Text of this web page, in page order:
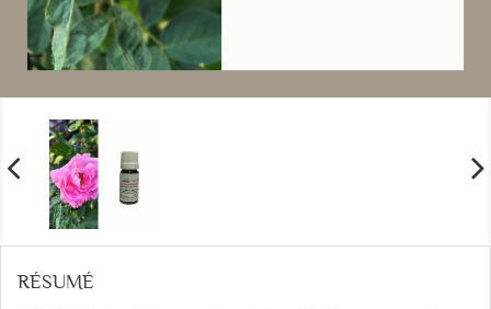
RÉSUMÉ